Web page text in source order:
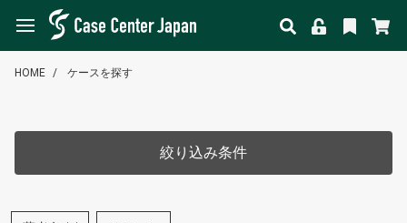
HOME ケースを探す
絞り込み条件